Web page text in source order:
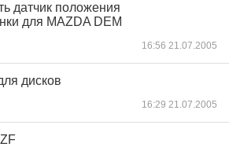
датчик положения
для MAZDA DEM
16:56 21.07.2005
дисков
16:29 21.07.2005